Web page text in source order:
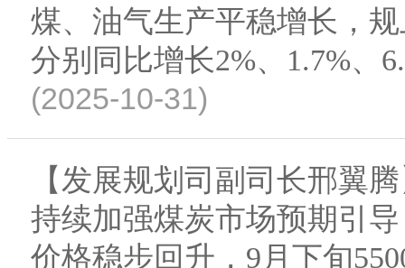
煤、油气生产平稳增长，
分别同比增长2%、1.7%、
(2025-10-31)
【发展规划司副司长邢翼
持续加强煤炭市场预期引
价格稳步回升，9月下旬